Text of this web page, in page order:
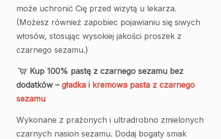
może uchronić Cię przed wizytą u lekarza.
(Możesz również zapobiec pojawianiu się siwych
włosów, stosując wysokiej jakości proszek z
czarnego sezamu.)
Kup 100% pastę z czarnego sezamu bez
dodatków – gładka i kremowa pasta z czarnego
sezamu
Wykonane z prażonych i ultradrobno zmielonych
czarnych nasion sezamu. Dodaj bogaty smak